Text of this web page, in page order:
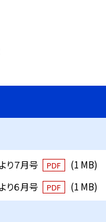
り７月号 PDF
(1 MB)
り６月号
PDF (1 MB)